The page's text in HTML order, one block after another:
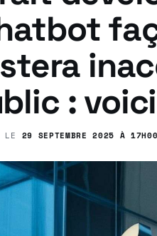
:
LE 29 SEPTEMBRE 2025 À 17H00